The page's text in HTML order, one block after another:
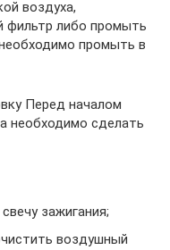
воздуха,
фильтр либо промыть
промыть в
Перед началом
необходимо сделать
зажигания;
воздушный